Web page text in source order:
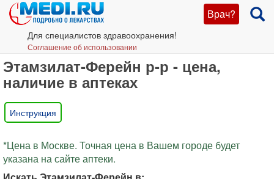
Врач?
Для специалистов здравоохранения!
Соглашение об использовании
Этамзилат-Ферейн р-р - цена,
наличие в аптеках
Инструкция
*Цена в Москве. Точная цена в Вашем городе будет
указана на сайте аптеки.